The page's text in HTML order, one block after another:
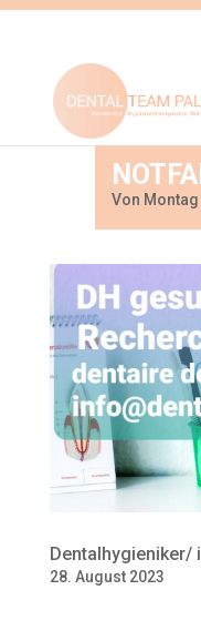
Von
Dentalhygieniker/
28. August 2023